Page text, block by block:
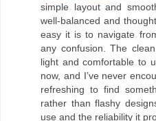
simple layout and
well-balanced and
easy it is to navigate
any confusion. The
light and comfortable to
now, and I’ve never
refreshing to find
rather than flashy
use and the reliability it